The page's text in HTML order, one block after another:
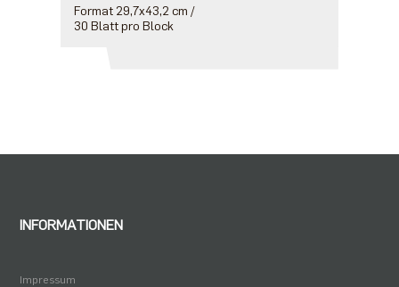
Format 29,7x43,2 cm /
30 Blatt pro Block
INFORMATIONEN
Impressum